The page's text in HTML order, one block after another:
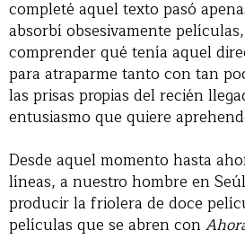
completé aquel texto pasó
absorbí obsesivamente
comprender qué tenía aquel
para atraparme tanto con tan
las prisas propias del recién
entusiasmo que quiere
Desde aquel momento hasta
líneas, a nuestro hombre en
producir la friolera de doce
películas que se abren con